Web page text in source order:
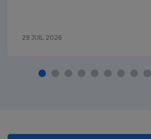
29 JUIL 2026